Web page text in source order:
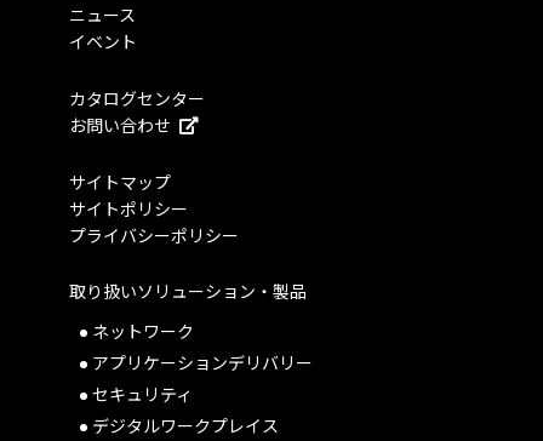
ニュース
イベント
カタログセンター
お問い合わせ
サイトマップ
サイトポリシー
プライバシーポリシー
取り扱いソリューション・製品
ネットワーク
アプリケーションデリバリー
セキュリティ
デジタルワークプレイス